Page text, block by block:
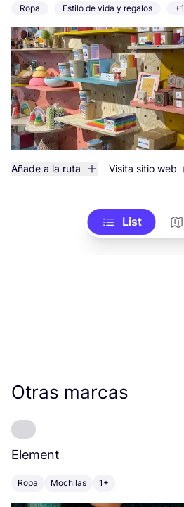
Ropa Estilo de vida y regalos +1
Añade a la ruta Visita sitio web
List
Otras marcas
Element
Ropa Mochilas 1+